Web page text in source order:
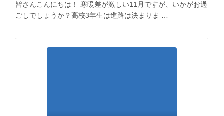
皆さんこんにちは！ 寒暖差が激しい11月ですが、いかがお過
ごしでしょうか？高校3年生は進路は決まりま …